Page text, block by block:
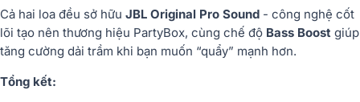
Cả hai loa đều sở hữu JBL Original Pro Sound - công nghệ cốt
lõi tạo nên thương hiệu PartyBox, cùng chế độ Bass Boost giúp
tăng cường dải trầm khi bạn muốn “quẩy” mạnh hơn.
Tổng kết: